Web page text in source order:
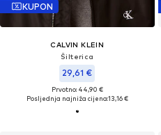
KUPON
CALVIN KLEIN
Šilterica
29,61 €
Prvotno: 44,90 €
Posljednja najniža cijena:13,16 €